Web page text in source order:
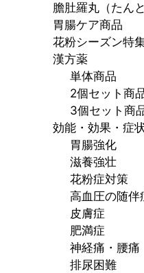
膽肚羅丸（たん
胃腸ケア商品
花粉シーズン特
漢方薬
単体商品
2個セット商
3個セット商
効能・効果・症
胃腸強化
滋養強壮
花粉症対策
高血圧の随伴
皮膚症
肥満症
神経痛・腰痛
排尿困難